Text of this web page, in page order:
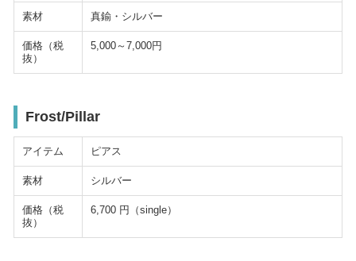
素材 真鍮・シルバー
価格（税
抜）
5,000～7,000円
Frost/Pillar
アイテム ピアス
素材 シルバー
価格（税
抜）
6,700 円（single）